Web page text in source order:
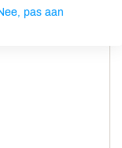
pas aan